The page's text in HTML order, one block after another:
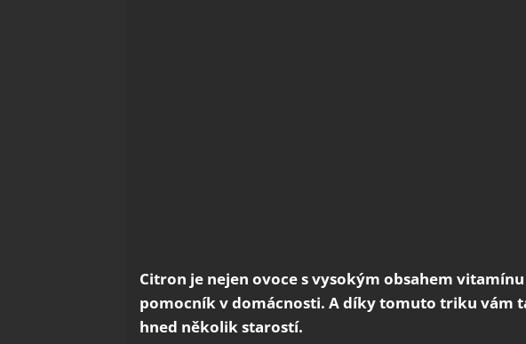
Citron je nejen ovoce s vysokým obsahem
pomocník v domácnosti. A díky tomuto triku vám
hned několik starostí.